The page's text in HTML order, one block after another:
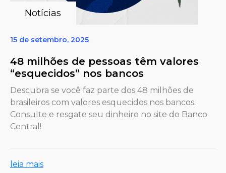
Notícias
15 de setembro, 2025
48 milhões de pessoas têm valores
“esquecidos” nos bancos
Descubra se você faz parte dos 48 milhões de
brasileiros com valores esquecidos nos bancos.
Consulte e resgate seu dinheiro no site do Banco
Central!
leia mais